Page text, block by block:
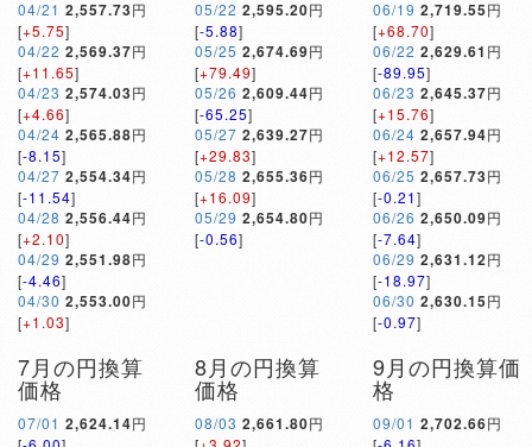
04/21 2,557.73円
[+5.75]
04/22 2,569.37円
[+11.65]
04/23 2,574.03円
[+4.66]
04/24 2,565.88円
[-8.15]
04/27 2,554.34円
[-11.54]
04/28 2,556.44円
[+2.10]
04/29 2,551.98円
[-4.46]
04/30 2,553.00円
[+1.03]
05/22 2,595.20円
[-5.88]
05/25 2,674.69円
[+79.49]
05/26 2,609.44円
[-65.25]
05/27 2,639.27円
[+29.83]
05/28 2,655.36円
[+16.09]
05/29 2,654.80円
[-0.56]
06/19 2,719.55円
[+68.70]
06/22 2,629.61 円
[-89.95]
06/23 2,645.37円
[+15.76]
06/24 2,657.94円
[+12.57]
06/25 2,657.73円
[-0.21]
06/26 2,650.09円
[-7.64]
06/29 2,631.12円
[-18.97]
06/30 2,630.15円
[-0.97]
7月の円換算
価格
07/01 2,624.14円
8月の円換算
価格
08/03 2,661.80円
9月の円換算価
格
09/01 2,702.66円